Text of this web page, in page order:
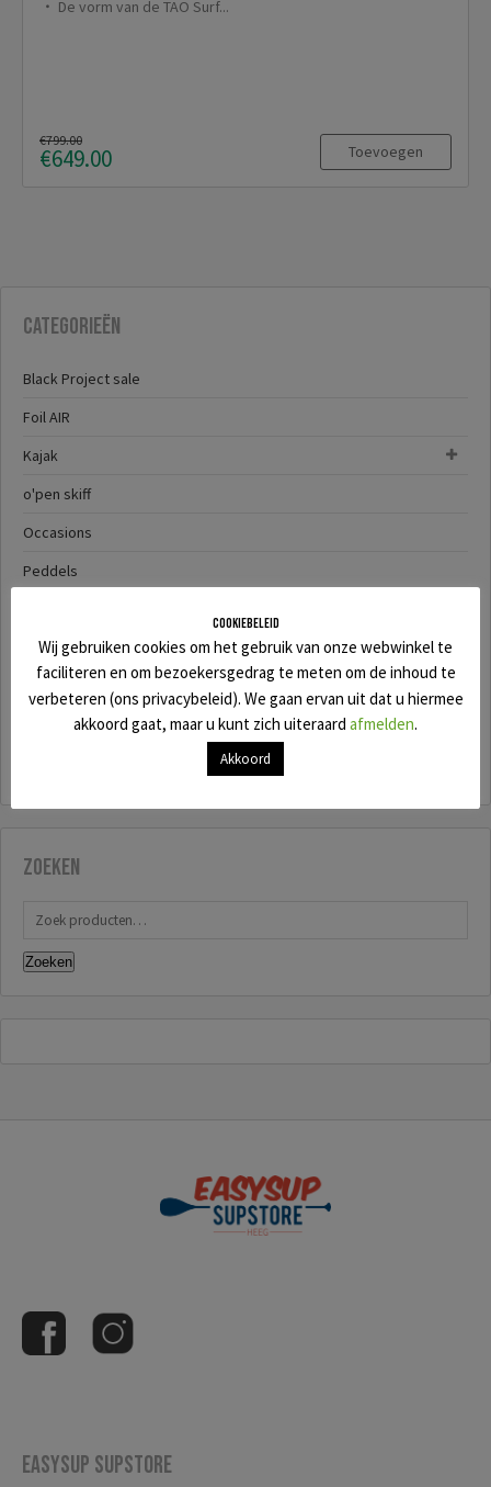
De vorm van de TAO Surf...
€799.00
€649.00 Toevoegen
Categorieën
Black Project sale
Foil AIR
Kajak
o'pen skiff
Occasions
Peddels
SUP
Zoeken
Zoeken
Easysup Supstore
Cookiebeleid
Wij gebruiken cookies om het gebruik van onze webwinkel te
faciliteren en om bezoekersgedrag te meten om de inhoud te
verbeteren (ons privacybeleid). We gaan ervan uit dat u hiermee
akkoord gaat, maar u kunt zich uiteraard afmelden.
Akkoord